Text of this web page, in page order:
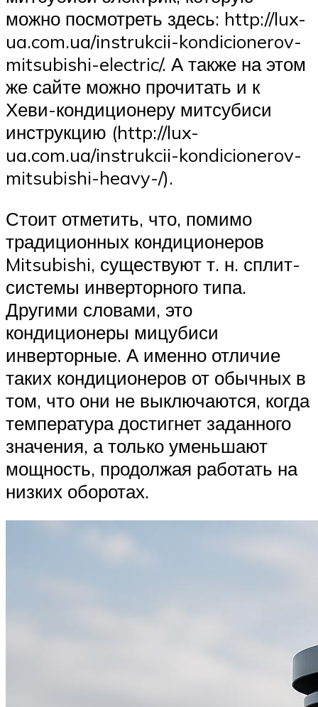
можно посмотреть здесь: http://lux-
ua.com.ua/instrukcii-kondicionerov-
mitsubishi-electric/. А также на этом
же сайте можно прочитать и к
Хеви-кондиционеру митсубиси
инструкцию (http://lux-
ua.com.ua/instrukcii-kondicionerov-
mitsubishi-heavy-/).
Стоит отметить, что, помимо
традиционных кондиционеров
Mitsubishi, существуют т. н. сплит-
системы инверторного типа.
Другими словами, это
кондиционеры мицубиси
инверторные. А именно отличие
таких кондиционеров от обычных в
том, что они не выключаются, когда
температура достигнет заданного
значения, а только уменьшают
мощность, продолжая работать на
низких оборотах.